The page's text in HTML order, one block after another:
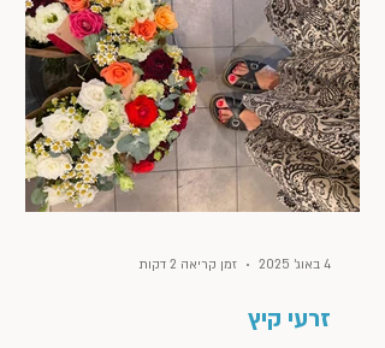
עטופה באנשים שיהיו שם גם מחר וגם בעוד
זרעי קיץ
4 באוג׳ 2025 זמן קריאה 2 דקות